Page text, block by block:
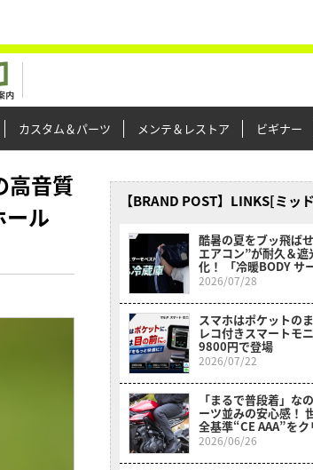
カスタム＆パーツ メンテ＆レストア ビギナー
高音質
ール
【BRAND POST】LINKS[ミッ
酷暑の夏をブッ飛ば
エアコン”が耐久＆
化！ 「冷暖BODY サ
待望の新色登場!!
2026/07/28
スマホはポケットの
レコ付きスマートモ
9800円で登場
2026/07/22
「まるで普段着」な
ーツ並みの安心感！
全基準“CE AAA”を
デニム『MARSHAL（
がOXFORDから登場！
2026/06/26